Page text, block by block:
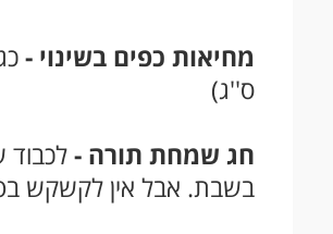
מחיאות כפים בשינוי -
ס''ג)
חג שמחת תורה -לכבוד
בשבת. אבל אין לקשקש